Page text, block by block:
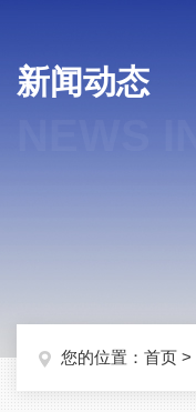
新闻动态
您的位置： 首页 >